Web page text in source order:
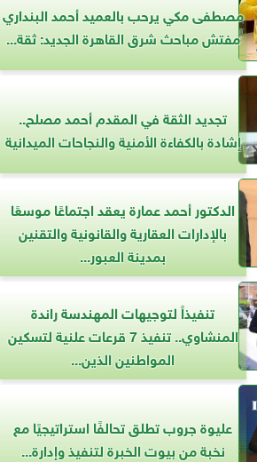
مصطفى مكي يرحب بالعميد أحمد البنداري
مفتش مباحث شرق القاهرة الجديد: ثقة...
تجديد الثقة في المقدم أحمد مصلح..
إشادة بالكفاءة الأمنية والنجاحات الميدانية
الدكتور أحمد عمارة يعقد اجتماعًا موسعًا
بالإدارات العقارية والقانونية والتقنين
بمدينة العبور...
تنفيذاً لتوجيهات المهندسة راندة
المنشاوي.. تنفيذ 7 قرعات علنية لتسكين
المواطنين الذين...
عليوة جروب تطلق تحالفًا استراتيجيًا مع
نخبة من بيوت الخبرة لتنفيذ وإدارة...